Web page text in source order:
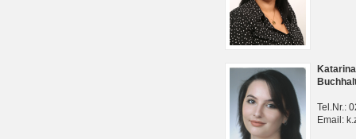
Tel.Nr.:
Email: